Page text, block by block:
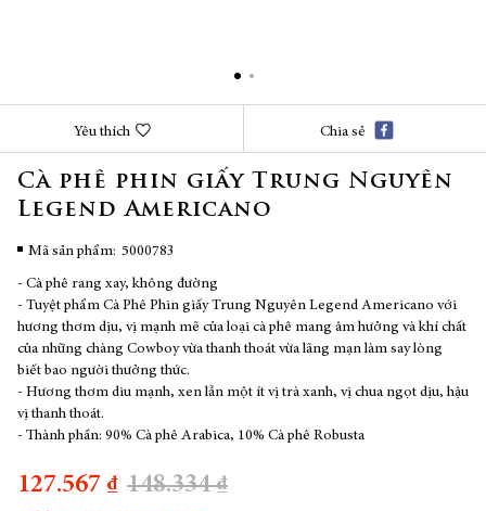
phần
đầu
của
viện
ảnh
Yêu thích Chia sẻ
Cà phê phin giấy Trung Nguyên
Legend Americano
Mã sản phẩm 5000783
- Cà phê rang xay, không đường
- Tuyệt phẩm Cà Phê Phin giấy Trung Nguyên Legend Americano với
hương thơm dịu, vị mạnh mẽ của loại cà phê mang âm hưởng và khí chất
của những chàng Cowboy vừa thanh thoát vừa lãng mạn làm say lòng
biết bao người thưởng thức.
- Hương thơm diu mạnh, xen lẫn một ít vị trà xanh, vị chua ngọt dịu, hậu
vị thanh thoát.
- Thành phần: 90% Cà phê Arabica, 10% Cà phê Robusta
148.334 ₫
127.567 ₫